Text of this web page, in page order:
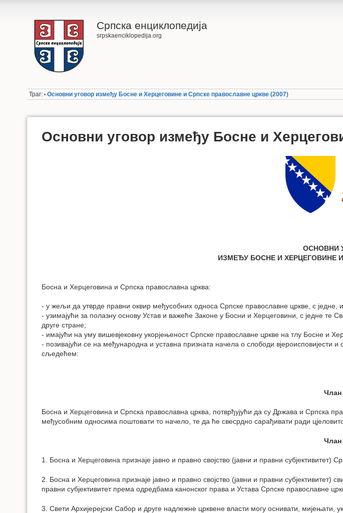
Српска енциклопедија
srpskaenciklopedija.org
Траг: • Основни уговор између Босне и Херцеговине и Српске православне цркве (2007)
Основни уговор између Босне и
ОСНОВНИ
ИЗМЕЂУ БОСНЕ И ХЕРЦЕГОВИНЕ
Босна и Херцеговина и Српска православна црква:
- у жељи да утврде правни оквир међусобних односа Српске православне цркве, с једне,
- узимајући за полазну основу Устав и важеће Законе у Босни и Херцеговини, с једне
друге стране;
- имајући на уму вишевјековну укорјењеност Српске православне цркве на тлу Босне и
- позивајући се на међународна и уставна призната начела о слободи
сљедећем:
Члан
Босна и Херцеговина и Српска православна црква, потврђујући да су Држава и Српска
међусобним односима поштовати то начело, те да ће свесрдно сарађивати ради
Члан
1. Босна и Херцеговина признаје јавно и правно својство (јавни и правни
2. Босна и Херцеговина признаје јавно и правно својство (јавни и правни субјективитет)
правни субјективитет према одредбама канонског права и Устава Српске православне
3. Свети Архијерејски Сабор и друге надлежне црквене власти могу оснивати,